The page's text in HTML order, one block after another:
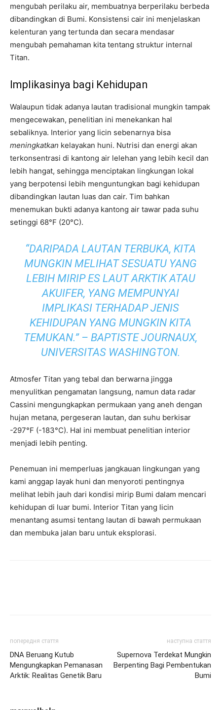
mengubah perilaku air, membuatnya berperilaku berbeda
dibandingkan di Bumi. Konsistensi cair ini menjelaskan
kelenturan yang tertunda dan secara mendasar
mengubah pemahaman kita tentang struktur internal
Titan.
Implikasinya bagi Kehidupan
Walaupun tidak adanya lautan tradisional mungkin tampak
mengecewakan, penelitian ini menekankan hal
sebaliknya. Interior yang licin sebenarnya bisa
meningkatkan kelayakan huni. Nutrisi dan energi akan
terkonsentrasi di kantong air lelehan yang lebih kecil dan
lebih hangat, sehingga menciptakan lingkungan lokal
yang berpotensi lebih menguntungkan bagi kehidupan
dibandingkan lautan luas dan cair. Tim bahkan
menemukan bukti adanya kantong air tawar pada suhu
setinggi 68°F (20°C).
“DARIPADA LAUTAN TERBUKA, KITA
MUNGKIN MELIHAT SESUATU YANG
LEBIH MIRIP ES LAUT ARKTIK ATAU
AKUIFER, YANG MEMPUNYAI
IMPLIKASI TERHADAP JENIS
KEHIDUPAN YANG MUNGKIN KITA
TEMUKAN.” – BAPTISTE JOURNAUX,
UNIVERSITAS WASHINGTON.
Atmosfer Titan yang tebal dan berwarna jingga
menyulitkan pengamatan langsung, namun data radar
Cassini mengungkapkan permukaan yang aneh dengan
hujan metana, pergeseran lautan, dan suhu berkisar
-297°F (-183°C). Hal ini membuat penelitian interior
menjadi lebih penting.
Penemuan ini memperluas jangkauan lingkungan yang
kami anggap layak huni dan menyoroti pentingnya
melihat lebih jauh dari kondisi mirip Bumi dalam mencari
kehidupan di luar bumi. Interior Titan yang licin
menantang asumsi tentang lautan di bawah permukaan
dan membuka jalan baru untuk eksplorasi.
попередня стаття
DNA Beruang Kutub
Mengungkapkan Pemanasan
Arktik: Realitas Genetik Baru
наступна стаття
Supernova Terdekat Mungkin
Berpenting Bagi Pembentukan
Bumi